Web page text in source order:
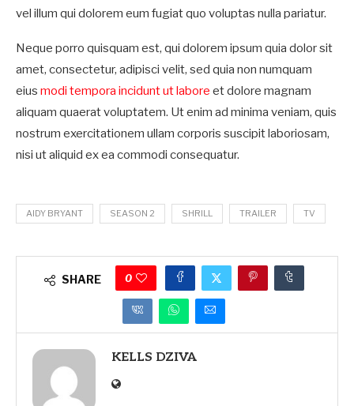
vel illum qui dolorem eum fugiat quo voluptas nulla pariatur.
Neque porro quisquam est, qui dolorem ipsum quia dolor sit
amet, consectetur, adipisci velit, sed quia non numquam
eius modi tempora incidunt ut labore et dolore magnam
aliquam quaerat voluptatem. Ut enim ad minima veniam, quis
nostrum exercitationem ullam corporis suscipit laboriosam,
nisi ut aliquid ex ea commodi consequatur.
AIDY BRYANT SEASON 2 SHRILL TRAILER TV
SHARE 0
KELLS DZIVA